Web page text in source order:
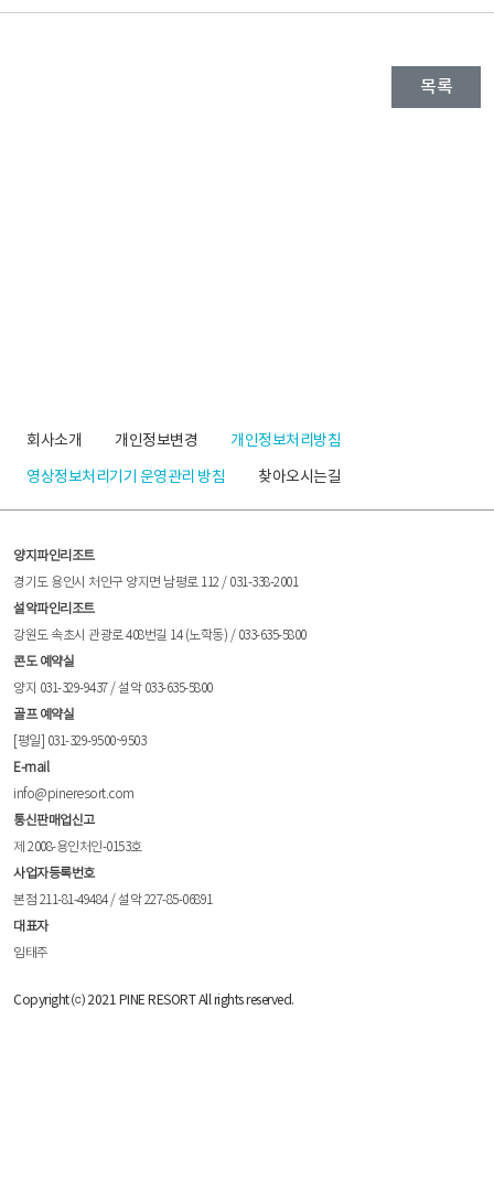
목록
회사소개 개인정보변경 개인정보처리방침
영상정보처리기기 운영관리 방침 찾아오시는길
양지파인리조트
경기도 용인시 처인구 양지면 남평로 112 / 031-338-2001
설악파인리조트
강원도 속초시 관광로 408번길 14 (노학동) / 033-635-5800
콘도 예약실
양지 031-329-9437 / 설악 033-635-5800
골프 예약실
[평일] 031-329-9500~9503
E-mail
info@pineresort.com
통신판매업신고
제 2008-용인처인-0153호
사업자등록번호
본점 211-81-49484 / 설악 227-85-06891
대표자
임태주
Copyright ⒞ 2021 PINE RESORT All rights reserved.